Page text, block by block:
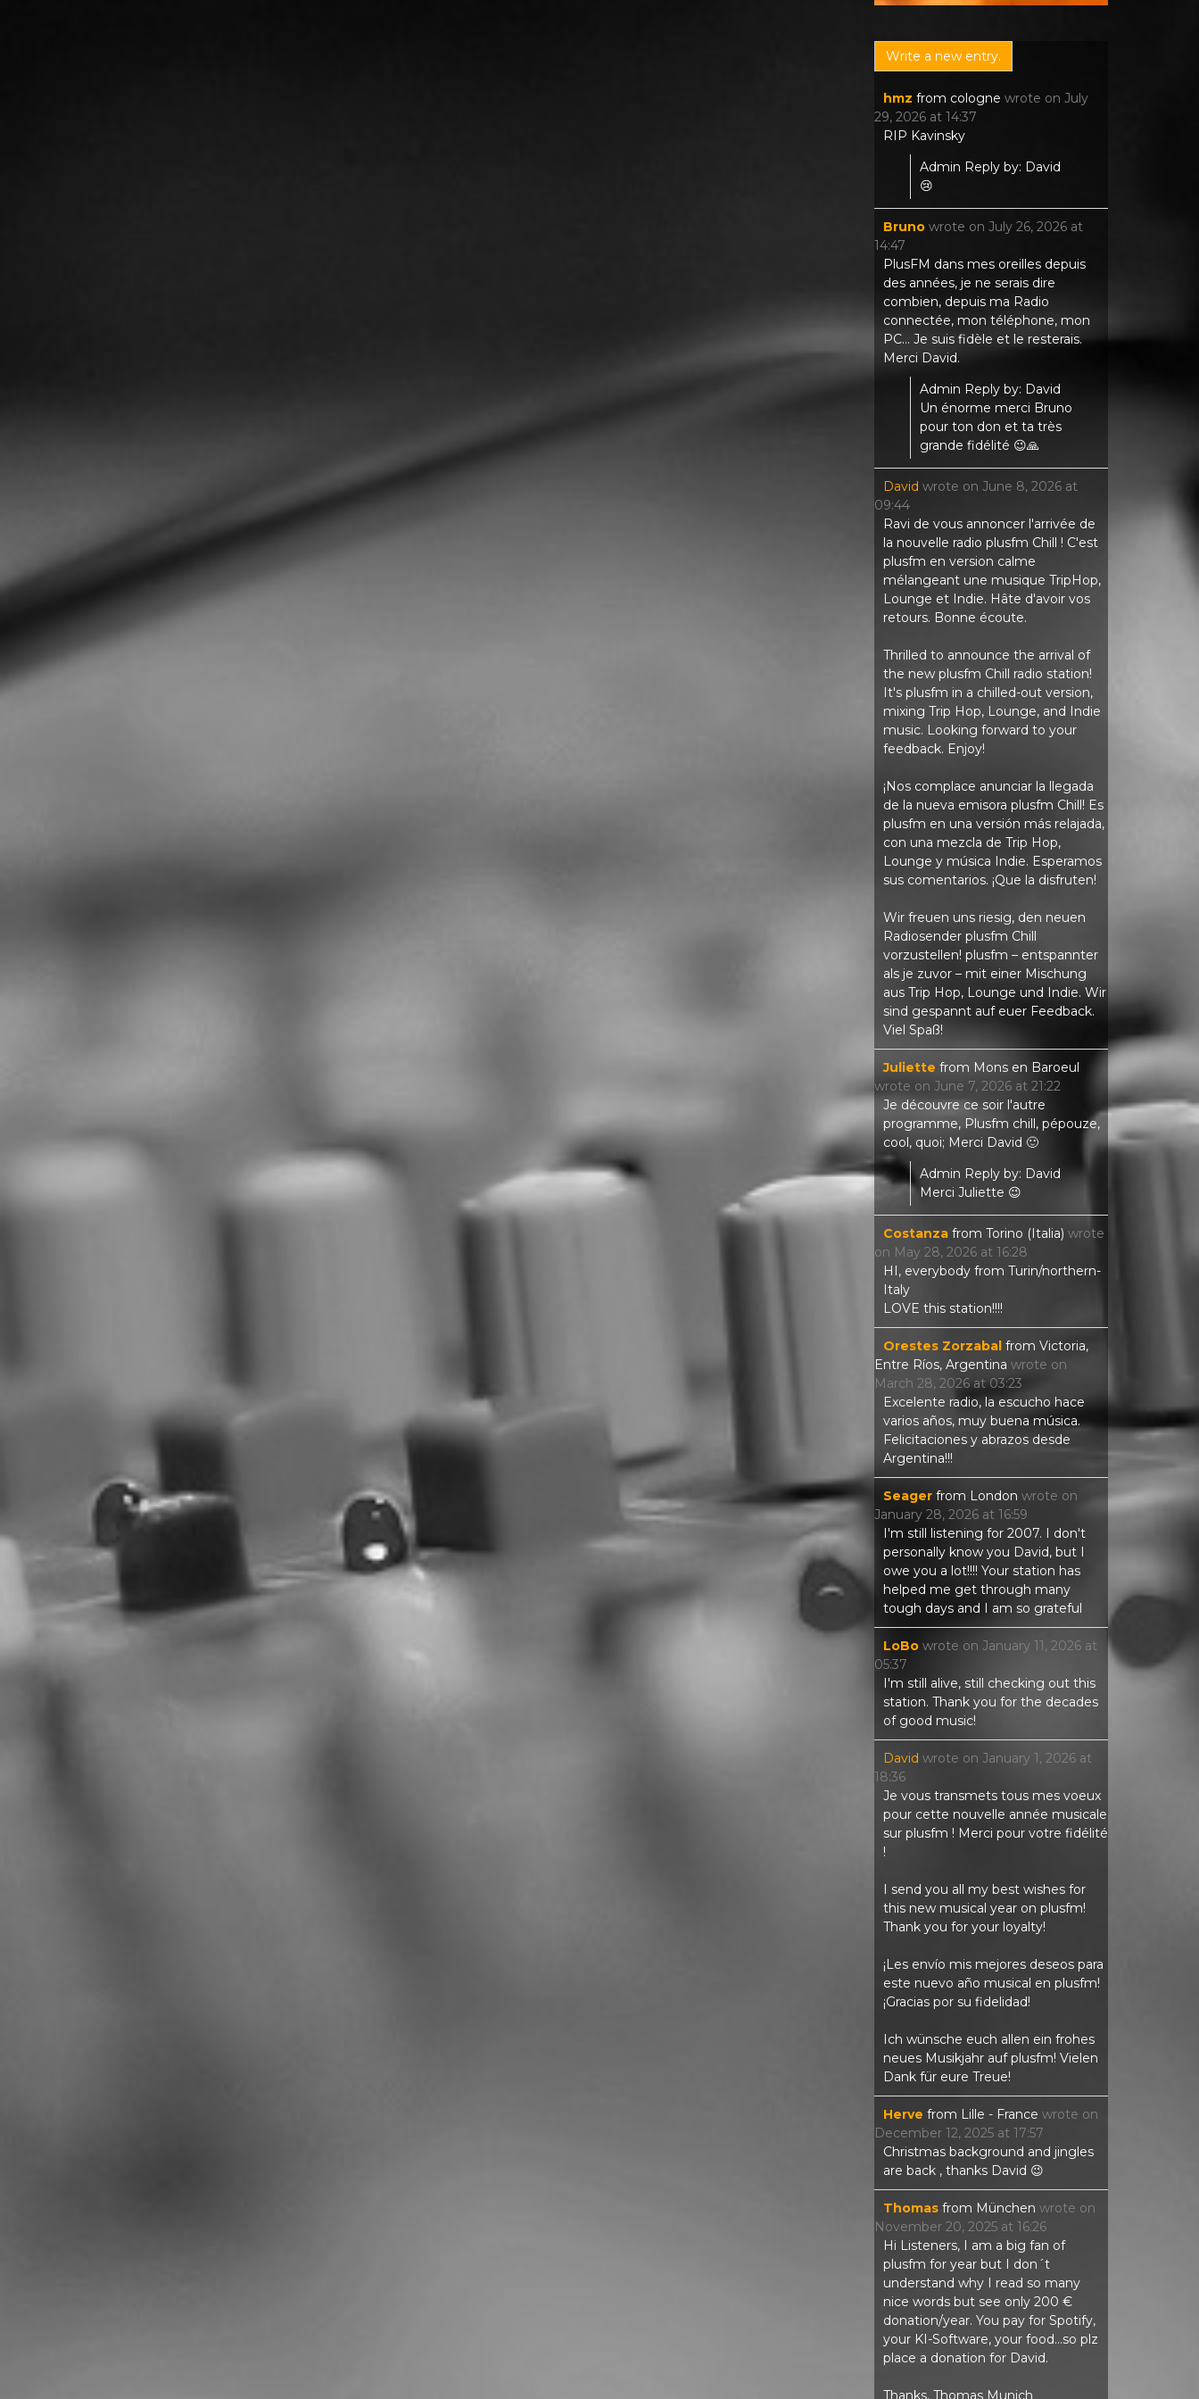
hmz from cologne wrote on July
29, 2026 at 14:37
RIP Kavinsky
Admin Reply by: David
😢
Bruno wrote on July 26, 2026 at
14:47
PlusFM dans mes oreilles depuis
des années, je ne serais dire
combien, depuis ma Radio
connectée, mon téléphone, mon
PC... Je suis fidèle et le resterais.
Merci David.
Admin Reply by: David
Un énorme merci Bruno
pour ton don et ta très
grande fidélité 😉🙏
David wrote on June 8, 2026 at
09:44
Ravi de vous annoncer l'arrivée de
la nouvelle radio plusfm Chill ! C'est
plusfm en version calme
mélangeant une musique TripHop,
Lounge et Indie. Hâte d'avoir vos
retours. Bonne écoute.
Thrilled to announce the arrival of
the new plusfm Chill radio station!
It's plusfm in a chilled-out version,
mixing Trip Hop, Lounge, and Indie
music. Looking forward to your
feedback. Enjoy!
¡Nos complace anunciar la llegada
de la nueva emisora ​​plusfm Chill! Es
plusfm en una versión más relajada,
con una mezcla de Trip Hop,
Lounge y música Indie. Esperamos
sus comentarios. ¡Que la disfruten!
Wir freuen uns riesig, den neuen
Radiosender plusfm Chill
vorzustellen! plusfm – entspannter
als je zuvor – mit einer Mischung
aus Trip Hop, Lounge und Indie. Wir
sind gespannt auf euer Feedback.
Viel Spaß!
Juliette from Mons en Baroeul
wrote on June 7, 2026 at 21:22
Je découvre ce soir l'autre
programme, Plusfm chill, pépouze,
cool, quoi; Merci David 🙂
Admin Reply by: David
Merci Juliette 😉
Costanza from Torino (Italia) wrote
on May 28, 2026 at 16:28
HI, everybody from Turin/northern-
Italy
LOVE this station!!!!
Orestes Zorzabal from Victoria,
Entre Ríos, Argentina wrote on
March 28, 2026 at 03:23
Excelente radio, la escucho hace
varios años, muy buena música.
Felicitaciones y abrazos desde
Argentina!!!
Seager from London wrote on
January 28, 2026 at 16:59
I'm still listening for 2007. I don't
personally know you David, but I
owe you a lot!!!! Your station has
helped me get through many
tough days and I am so grateful
LoBo wrote on January 11, 2026 at
05:37
I'm still alive, still checking out this
station. Thank you for the decades
of good music!
David wrote on January 1, 2026 at
18:36
Je vous transmets tous mes voeux
pour cette nouvelle année musicale
sur plusfm ! Merci pour votre fidélité
!
I send you all my best wishes for
this new musical year on plusfm!
Thank you for your loyalty!
¡Les envío mis mejores deseos para
este nuevo año musical en plusfm!
¡Gracias por su fidelidad!
Ich wünsche euch allen ein frohes
neues Musikjahr auf plusfm! Vielen
Dank für eure Treue!
Herve from Lille - France wrote on
December 12, 2025 at 17:57
Christmas background and jingles
are back , thanks David 😉
Thomas from München wrote on
November 20, 2025 at 16:26
Hi Listeners, I am a big fan of
plusfm for year but I don´t
understand why I read so many
nice words but see only 200 €
donation/year. You pay for Spotify,
your KI-Software, your food...so plz
place a donation for David.
Thanks, Thomas Munich